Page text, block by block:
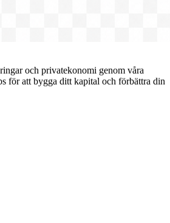
och privatekonomi genom våra
för att bygga ditt kapital och förbättra din